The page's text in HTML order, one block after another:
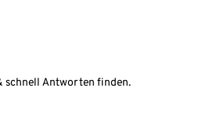
schnell Antworten finden.